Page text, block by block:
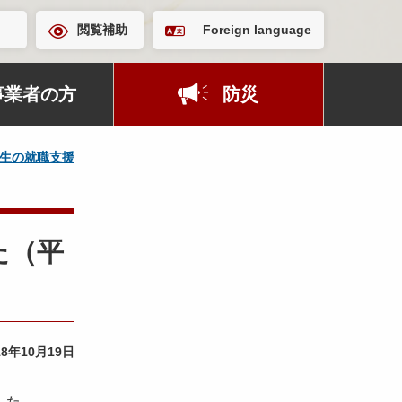
閲覧補助 Foreign language
業者の方 防災
の就職支援
（平
年10月19日